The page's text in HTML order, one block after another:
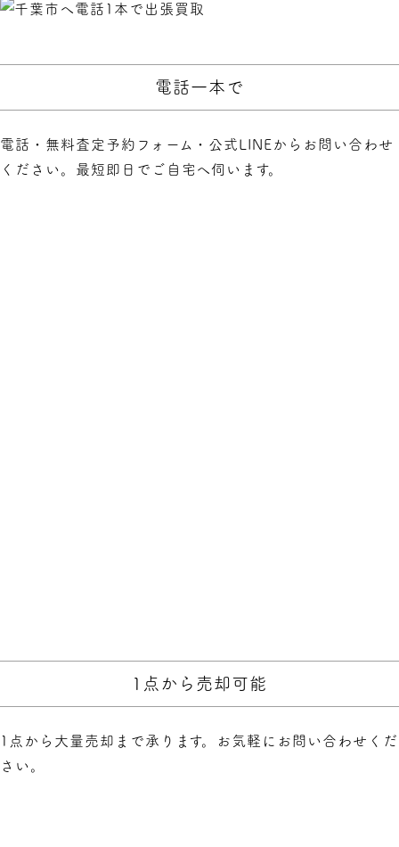
電話一本で
電話・無料査定予約フォーム・公式LINEからお問い合わせ
ください。最短即日でご自宅へ伺います。
1点から売却可能
1点から大量売却まで承ります。お気軽にお問い合わせくだ
さい。